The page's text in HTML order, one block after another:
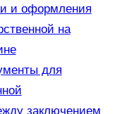
и оформления
на
для
заключением